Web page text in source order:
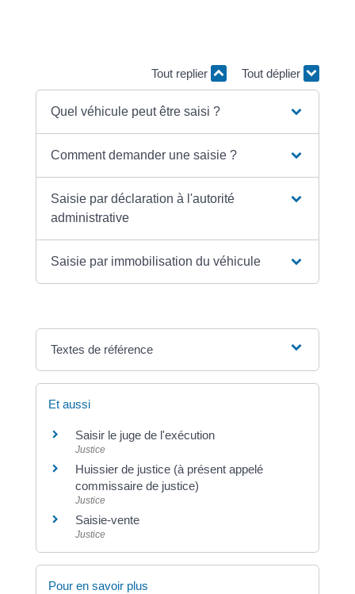
Tout replier
Tout déplier
Quel véhicule peut être saisi ?
Comment demander une saisie ?
Saisie par déclaration à l'autorité
administrative
Saisie par immobilisation du véhicule
Textes de référence
Et aussi
Saisir le juge de l'exécution
Justice
Huissier de justice (à présent appelé
commissaire de justice)
Justice
Saisie-vente
Justice
Pour en savoir plus